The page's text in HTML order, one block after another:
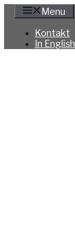
Hoppa
innehåll
Menu
Kontakt
In English